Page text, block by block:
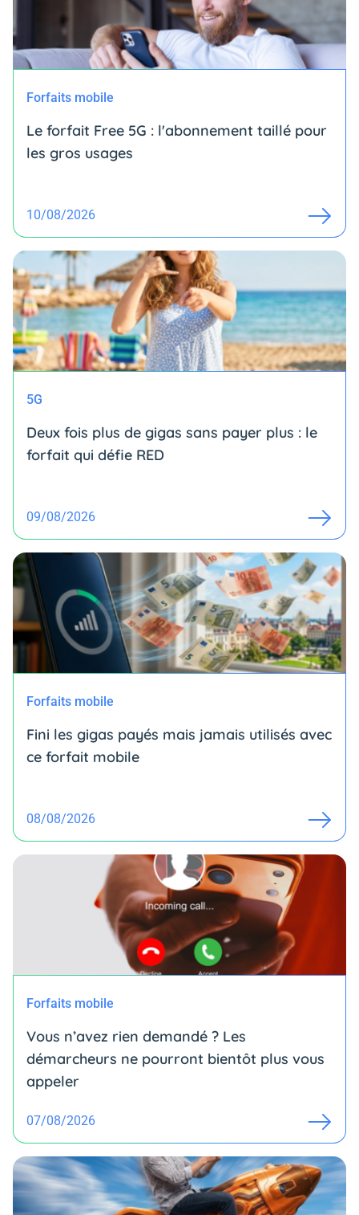
Forfaits mobile
Le forfait Free 5G : l'abonnement taillé pour
les gros usages
10/08/2026
5G
Deux fois plus de gigas sans payer plus : le
forfait qui défie RED
09/08/2026
Forfaits mobile
Fini les gigas payés mais jamais utilisés avec
ce forfait mobile
08/08/2026
Forfaits mobile
Vous n’avez rien demandé ? Les
démarcheurs ne pourront bientôt plus vous
appeler
07/08/2026